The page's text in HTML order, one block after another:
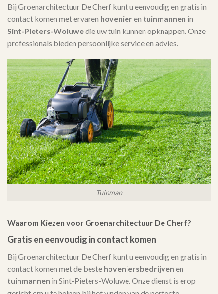
Bij Groenarchitectuur De Cherf kunt u eenvoudig en gratis in
contact komen met ervaren hovenieren tuinmannen in
Sint-Pieters-Woluwedie uw tuin kunnen opknappen. Onze
professionals bieden persoonlijke service en advies.
Tuinman
Waarom Kiezen voor Groenarchitectuur De Cherf?
Gratis en eenvoudig in contact komen
Bij Groenarchitectuur De Cherf kunt u eenvoudig en gratis in
contact komen met de beste hoveniersbedrijven en
tuinmannen in Sint-Pieters-Woluwe. Onze dienst is erop